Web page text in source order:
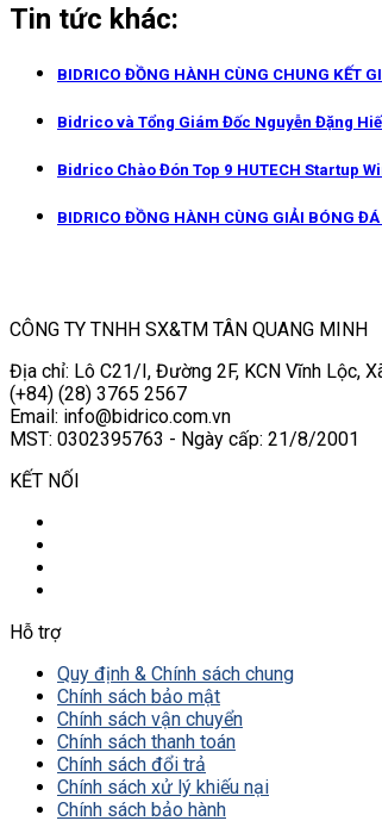
Tin tức khác:
BIDRICO ĐỒNG HÀNH CÙNG CHUNG KẾT
Bidrico và Tổng Giám Đốc Nguyễn Đặng
Bidrico Chào Đón Top 9 HUTECH Startup
BIDRICO ĐỒNG HÀNH CÙNG GIẢI BÓNG
CÔNG TY TNHH SX&TM TÂN QUANG MINH
Địa chỉ: Lô C21/I, Đường 2F, KCN Vĩnh Lộc,
(+84) (28) 3765 2567
Email: info@bidrico.com.vn
MST: 0302395763 - Ngày cấp: 21/8/2001
KẾT NỐI
Hỗ trợ
Quy định & Chính sách chung
Chính sách bảo mật
Chính sách vận chuyển
Chính sách thanh toán
Chính sách đổi trả
Chính sách xử lý khiếu nại
Chính sách bảo hành